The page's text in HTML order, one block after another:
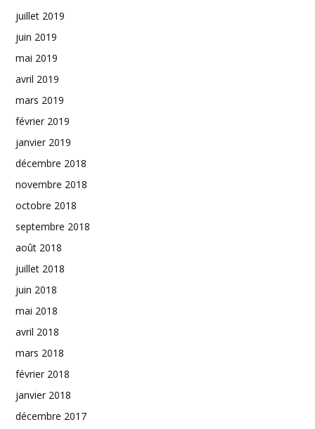
juillet 2019
juin 2019
mai 2019
avril 2019
mars 2019
février 2019
janvier 2019
décembre 2018
novembre 2018
octobre 2018
septembre 2018
août 2018
juillet 2018
juin 2018
mai 2018
avril 2018
mars 2018
février 2018
janvier 2018
décembre 2017